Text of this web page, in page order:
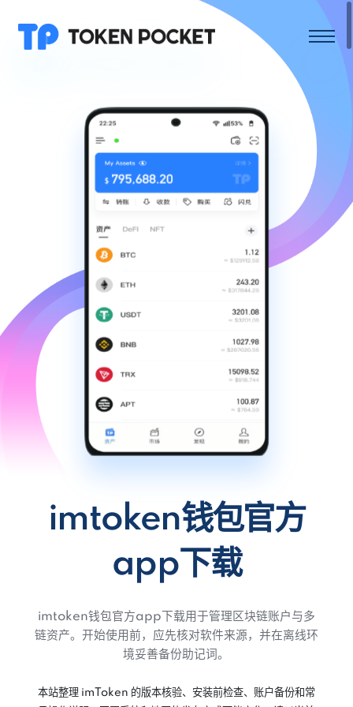
imtoken钱包官方
app下载
imtoken钱包官方app下载用于管理区块链账户与多
链资产。开始使用前，应先核对软件来源，并在离线环
境妥善备份助记词。
本站整理 imToken 的版本核验、安装前检查、账户备份和常